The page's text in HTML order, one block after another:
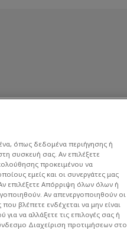
όπως δεδομένα περιήγησης ή
συσκευή σας. Αν επιλέξετε
προκειμένου να
εμείς και οι συνεργάτες μας
επιλέξετε Απόρριψη όλων όλων ή
Αν απενεργοποιηθούν οι
βλέπετε ενδέχεται να μην είναι
να αλλάξετε τις επιλογές σας ή
Διαχείριση προτιμήσεων στο